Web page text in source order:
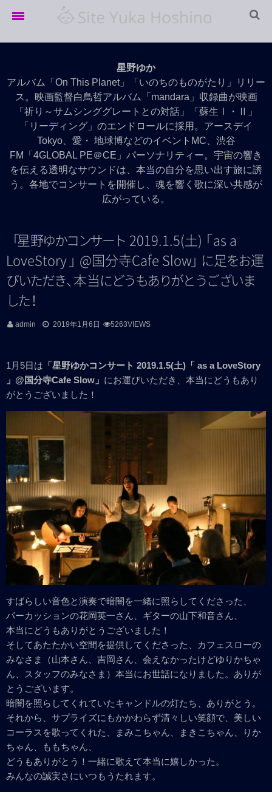
LIVE info
LIVE Archives
Movie
Discography
Profile
星野ゆか
アルバム「On This Planet」「いのちのものがたり」リリー
ス。映画監督白鳥哲アルバム「mandara」収録曲が映画
「祈り～サムシンググレートとの対話」「蘇生Ⅰ・Ⅱ」
「リーディング」のエンドロールに採用。アースデイ
Tokyo、愛・ 地球博などのイベントMC、渋谷
FM「4GLOBAL PE＠CE」パーソナリティー。宇宙の響き
を伝える透明なサウンドは、本当の自分を思い出す旅に誘
う。各地でコンサートを開催し、魂を響く歌に深い共感が
広がっている。
「星野ゆかコ ンサート 2019.1.5(土)「 as a
LoveStory 」 @国分寺Cafe Slow」 に 足をお運
びいただき、 本当 に どうもありがと う ございま
した！
admin 2019年1月6日 5263VIEWS
1月5日は 「星野ゆかコンサート 2019.1.5(土)「 as a LoveStory
」@国分寺Cafe Slow」 にお運びいただき、本当にどうもあり
がとうございました！
すばらしい音色と演奏で暗闇を一緒に照らしてくださった、
パーカッションの花岡英一さん、ギターの山下和音さん、
本当にどうもありがとうございました！
そしてあたたかい空間を提供してくださった、カフェスローの
みなさま（山本さん、吉岡さん、会えなかったけどゆりかちゃ
ん、スタッフのみなさま）本当にお世話になりました。ありが
とうございます。
暗闇を照らしてくれていたキャンドルの灯たち、ありがとう。
それから、サプライズにもかかわらず清々しい笑顔で、美しい
コーラスを歌ってくれた、まみこちゃん、まきこちゃん、りか
ちゃん、ももちゃん、
どうもありがとう！一緒に歌えて本当に嬉しかった。
みんなの誠実さにいつもうたれます。